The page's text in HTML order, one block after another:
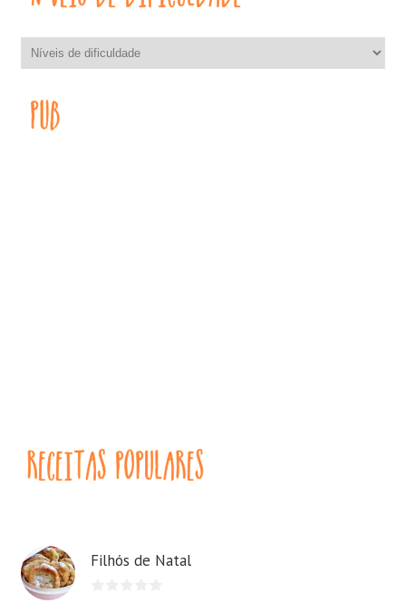
Filhós de Natal